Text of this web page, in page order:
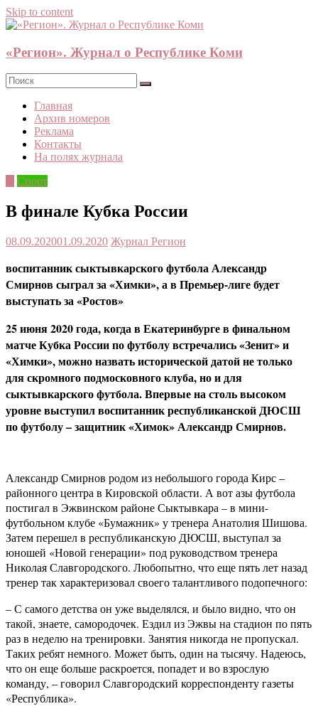
Skip to content
«Регион». Журнал о Республике Коми
Главная
Архив номеров
Реклама
Контакты
На полях журнала
Спорт
В финале Кубка России
08.09.202001.09.2020 Журнал Регион
воспитанник сыктывкарского футбола Александр
Смирнов сыграл за «Химки», а в Премьер-лиге будет
выступать за «Ростов»
25 июня 2020 года, когда в Екатеринбурге в финальном
матче Кубка России по футболу встречались «Зенит» и
«Химки», можно назвать исторической датой не только
для скромного подмосковного клуба, но и для
сыктывкарского футбола. Впервые на столь высоком
уровне выступил воспитанник республиканской ДЮСШ
по футболу – защитник «Химок» Александр Смирнов.
Александр Смирнов родом из небольшого города Кирс –
районного центра в Кировской области. А вот азы футбола
постигал в Эжвинском районе Сыктывкара – в мини-
футбольном клубе «Бумажник» у тренера Анатолия Шишова.
Затем перешел в республиканскую ДЮСШ, выступал за
юношей «Новой генерации» под руководством тренера
Николая Славгородского. Любопытно, что еще пять лет назад
тренер так характеризовал своего талантливого подопечного:
– С самого детства он уже выделялся, и было видно, что он
такой, знаете, самородочек. Ездил из Эжвы на стадион по пять
раз в неделю на тренировки. Занятия никогда не пропускал.
Таких ребят немного. Может быть, один на тысячу. Надеюсь,
что он еще больше раскроется, попадет и во взрослую
команду, – говорил Славгородский корреспонденту газеты
«Республика».